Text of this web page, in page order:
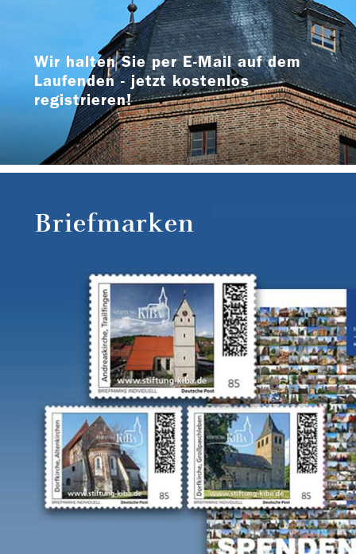
Wir halten Sie per E-Mail auf dem
Laufenden - jetzt kostenlos
registrieren!
Briefmarken